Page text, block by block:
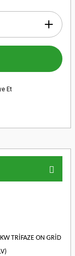
Et
TRİFAZE ON GRİD